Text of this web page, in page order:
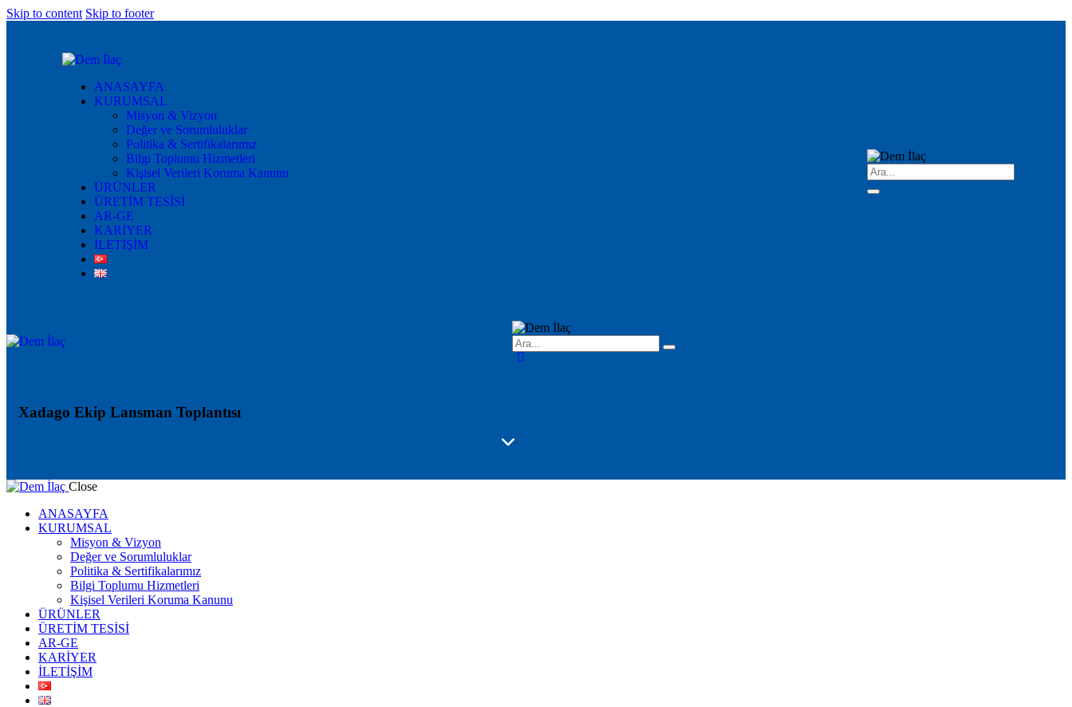
Skip to content Skip to footer
ANASAYFA
KURUMSAL
Misyon & Vizyon
Değer ve Sorumluluklar
Politika & Sertifikalarımız
Bilgi Toplumu Hizmetleri
Kişisel Verileri Koruma Kanunu
ÜRÜNLER
ÜRETİM TESİSİ
AR-GE
KARİYER
İLETİŞİM
Xadago Ekip Lansman Toplantısı
Close
ANASAYFA
KURUMSAL
Misyon & Vizyon
Değer ve Sorumluluklar
Politika & Sertifikalarımız
Bilgi Toplumu Hizmetleri
Kişisel Verileri Koruma Kanunu
ÜRÜNLER
ÜRETİM TESİSİ
AR-GE
KARİYER
İLETİŞİM